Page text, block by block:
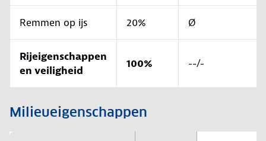
Remmen op ijs 20% Ø
Rijeigenschappen
en veiligheid
100% --/-
Milieueigenschappen